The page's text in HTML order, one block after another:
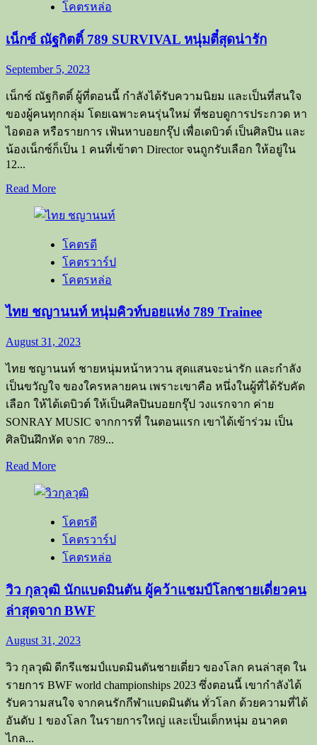
หน้า
สไตล์
มาก
ความ
สามารถ
จน
ที่
โคตรหล่อ
เน็กซ์ ณัฐกิตติ์ 789 SURVIVAL หนุ่มตี๋สุดน่ารัก
September 5, 2023
เน็กซ์ ณัฐกิตติ์ ผู้ที่ตอนนี้ กำลังได้รับความนิยม และเป็นที่สนใจ
ของผู้คนทุกกลุ่ม โดยเฉพาะคนรุ่นใหม่ ที่ชอบดูการประกวด หา
ไอดอล หรือรายการ เฟ้นหาบอยกรุ๊ป เพื่อเดบิวต์ เป็นศิลปิน และ
น้องเน็กซ์ก็เป็น 1 คนที่เข้าตา Director จนถูกรับเลือก ให้อยู่ใน
12...
Read MoreRead
about
ณัฐ
กิตติ์
789
หนุ่ม
สุด
โคตรดี
โคตรวาร์ป
โคตรหล่อ
ไทย ชญานนท์ หนุ่มคิวท์บอยแห่ง 789 Trainee
August 31, 2023
ไทย ชญานนท์ ชายหนุ่มหน้าหวาน สุดแสนจะน่ารัก และกำลัง
เป็นขวัญใจ ของใครหลายคน เพราะเขาคือ หนึ่งในผู้ที่ได้รับคัด
เลือก ให้ได้เดบิวต์ ให้เป็นศิลปินบอยกรุ๊ป วงแรกจาก ค่าย
SONRAY MUSIC จากการที่ ในตอนแรก เขาได้เข้าร่วม เป็น
ศิลปินฝึกหัด จาก 789...
Read MoreRead
about
ชญา
นนท์
หนุ่ม
ท์
บอย
789
โคตรดี
โคตรวาร์ป
โคตรหล่อ
วิว กุลวุฒิ นักแบดมินตัน ผู้คว้าแชมป์โลกชายเดี่ยวคน
ล่าสุดจาก BWF
August 31, 2023
วิว กุลวุฒิ ดีกรีแชมป์แบดมินตันชายเดี่ยว ของโลก คนล่าสุด ใน
รายการ BWF world championships 2023 ซึ่งตอนนี้ เขากำลังได้
รับความสนใจ จากคนรักกีฬาแบดมินตัน ทั่วโลก ด้วยความที่ได้
อันดับ 1 ของโลก ในรายการใหญ่ และเป็นเด็กหนุ่ม อนาคต
ไกล...